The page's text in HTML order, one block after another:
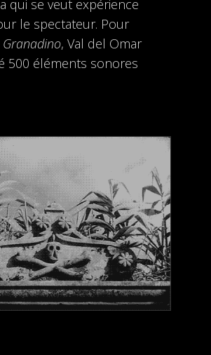
qui se veut expérience
le spectateur. Pour
Granadino, Val del Omar
500 éléments sonores